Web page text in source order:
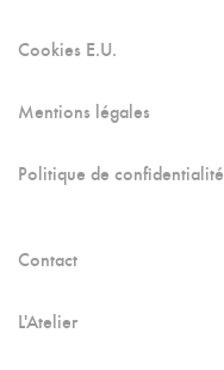
Cookies E.U.
Mentions légales
Politique de confidentialité
Contact
L'Atelier